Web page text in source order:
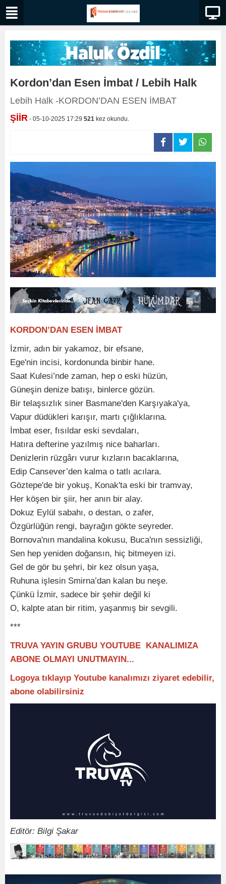
Kordon’dan Esen İmbat / Lebih Halk
Lebih Halk -KORDON’DAN ESEN İMBAT
ŞİİR - 05-10-2025 17:29 521 kez okundu.
KORDON’DAN ESEN İMBAT
İzmir, adın bir yakamoz, bir efsane,
Ege'nin incisi, kordonunda binbir hane.
Saat Kulesi’nde zaman, hep o eski hüzün,
Güneşin denize batışı, binlerce gözün.
Bir telaşsızlık siner Basmane'den Karşıyaka'ya,
Vapur düdükleri karışır, martı çığlıklarına.
İmbat eser, fısıldar eski sevdaları,
Hatıra defterine yazılmış nice baharları.
Denizlerin rüzgârı vurur kızların bacaklarına,
Edip Cansever’den kalma o tatlı acılara.
Göztepe'de bir yokuş, Konak'ta eski bir tramvay,
Her köşen bir şiir, her anın bir alay.
Dokuz Eylül sabahı, o destan, o zafer,
Özgürlüğün rengi, bayrağın gökte seyreder.
Bornova'nın mandalina kokusu, Buca'nın sessizliği,
Sen hep yeniden doğansın, hiç bitmeyen izi.
Gel de gör bu şehri, bir kez olsun yaşa,
Ruhuna işlesin Smirna’dan kalan bu neşe.
Çünkü İzmir, sadece bir şehir değil ki
O, kalpte atan bir ritim, yaşanmış bir sevgili.
***
TRUVA YAYIN GRUBU YOUTUBE KANALIMIZA
ABONE OLMAYI UNUTMAYIN...
Logoya tıklayıp Youtube kanalımızı ziyaret edebilir,
abone olabilirsiniz
Editör: Bilgi Şakar